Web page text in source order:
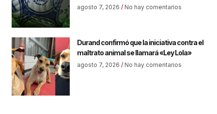
agosto 7, 2026 No hay comentarios
Durand confirmó que la iniciativa contra el
maltrato animal se llamará «Ley Lola»
agosto 7, 2026 No hay comentarios